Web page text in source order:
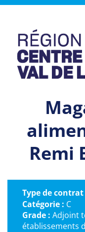
Remi
Type de contrat
Catégorie : C
Grade : Adjoint
établissements